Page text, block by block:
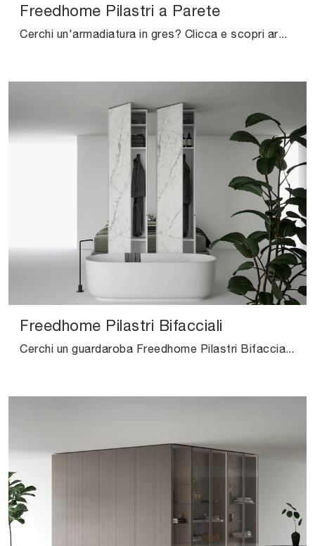
Freedhome Pilastri a Parete
Cerchi un'armadiatura in gres? Clicca e scopri armadi su misura con ante battenti di Caccaro.
Freedhome Pilastri Bifacciali
Cerchi un guardaroba Freedhome Pilastri Bifacciali Caccaro? Clicca subito! Gli armadi su misura con ante battenti ti aspettano.